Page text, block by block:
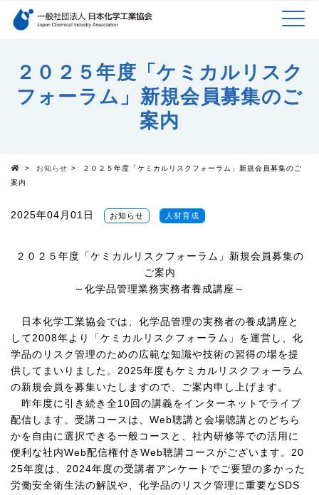
検索キーワード
U
２０２５年度「ケミカルリスク
フォーラム」新規会員募集のご
案内
Top
> お知らせ >
２０２５年度「ケミカルリスクフォーラム」新規会員募集のご
案内
2025年04月01日 お知らせ 人材育成
２０２５年度「ケミカルリスクフォーラム」新規会員募集の
ご案内
～化学品管理業務実務者養成講座～
日本化学工業協会では、化学品管理の実務者の養成講座と
して2008年より「ケミカルリスクフォーラム」を運営し、化
学品のリスク管理のための広範な知識や技術の習得の場を提
供してまいりました。 2025年度もケミカルリスクフォーラム
の新規会員を募集いたしますので、ご案内申し上げます。
昨年度に引き続き全10回の講義をインターネットでライブ
配信します。受講コースは、 Web聴講と会場聴講とのどちら
かを自由に選択できる一般コースと、社内研修等での活用に
便利な社内Web配信権付き Web聴講コースがございます。 20
25年度は、 2024年度の受講者アンケートでご要望の多かった
労働安全衛生法の解説や、化学品のリスク管理に重要なSDS